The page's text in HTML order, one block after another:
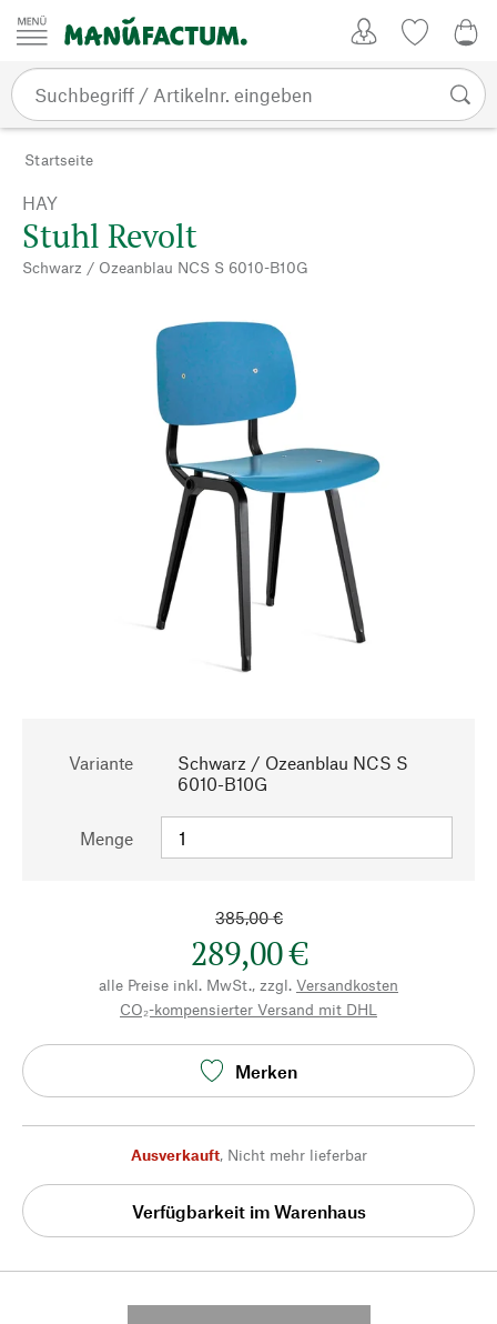
Zum Inhalt springen
Startseite
HAY
Stuhl Revolt
Schwarz / Ozeanblau NCS S 6010-B10G
Variante
Schwarz / Ozeanblau NCS S
6010-B10G
Menge
385,00 €
289,00 €
alle Preise inkl. MwSt., zzgl. Versandkosten
CO₂-kompensierter Versand mit DHL
Merken
Ausverkauft, Nicht mehr lieferbar
Verfügbarkeit im Warenhaus